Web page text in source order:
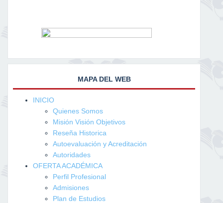
MAPA DEL WEB
INICIO
Quienes Somos
Misión Visión Objetivos
Reseña Historica
Autoevaluación y Acreditación
Autoridades
OFERTA ACADÉMICA
Perfil Profesional
Admisiones
Plan de Estudios